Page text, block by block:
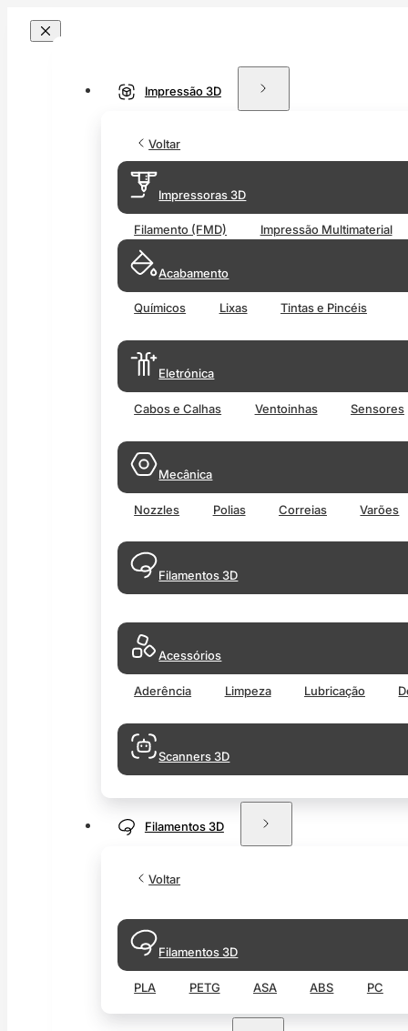
Impressão 3D
Voltar
Impressoras 3D
Filamento (FMD) Impressão Multimaterial
Acabamento
Químicos Lixas Tintas e Pincéis
Eletrónica
Cabos e Calhas Ventoinhas Sensores
Mecânica
Nozzles Polias Correias Varões
Filamentos 3D
Acessórios
Aderência Limpeza Lubricação
Scanners 3D
Filamentos 3D
Voltar
Filamentos 3D
PLA PETG ASA ABS PC